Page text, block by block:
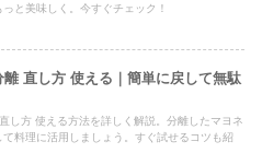
と美味しく。今すぐチェック！
離 直し方 使える｜簡単に戻して無駄
し方 使える方法を詳しく解説。分離したマヨネ
て料理に活用しましょう。すぐ試せるコツも紹